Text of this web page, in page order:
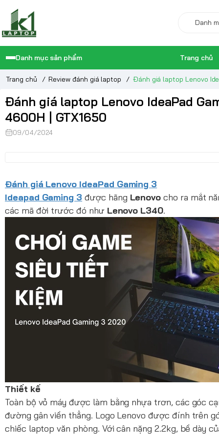
Danh mục sản phẩm Trang chủ
Trang chủ / Review đánh giá laptop / Đánh giá laptop Lenovo
Đánh giá laptop Lenovo IdeaPad
4600H | GTX1650
09/04/2024
Đánh giá Lenovo IdeaPad Gaming 3
Ideapad Gaming 3 được hãng Lenovo cho ra mắt
các mã đời trước đó như Lenovo L340.
Thiết kế
Toàn bộ vỏ máy được làm bằng nhựa trơn, các góc
đường gân viền thẳng. Logo Lenovo được đính trên
chiếc laptop văn phòng. Với cân nặng 2.2kg, bề dày